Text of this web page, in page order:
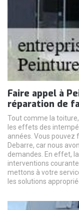
Faire appel à
réparation de
Tout comme la
les effets des
années. Vous pouvez
Debarre, car nous
demandes. En effet,
interventions
mettons à votre
les solutions